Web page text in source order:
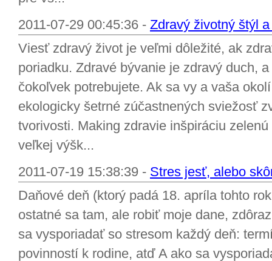
2011-07-29 00:45:36 - Zdravý životný štýl
Viesť zdravý život je veľmi dôležité, ak
poriadku. Zdravé bývanie je zdravý duch,
čokoľvek potrebujete. Ak sa vy a vaša
ekologicky šetrné zúčastnených sviežosť
tvorivosti. Making zdravie inšpiráciu
veľkej výšk...
2011-07-19 15:38:39 - Stres jesť, alebo
Daňové deň (ktorý padá 18. apríla tohto
ostatné sa tam, ale robiť moje dane,
sa vysporiadať so stresom každý deň:
povinností k rodine, atď A ako sa